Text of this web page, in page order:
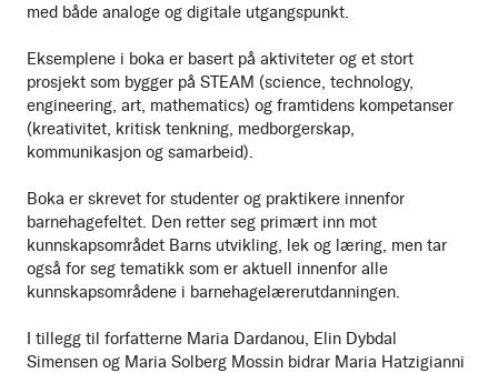
med både analoge og digitale utgangspunkt.
Eksemplene i boka er basert på aktiviteter og et stort
prosjekt som bygger på STEAM (science, technology,
engineering, art, mathematics) og framtidens kompetanser
(kreativitet, kritisk tenkning, medborgerskap,
kommunikasjon og samarbeid).
Boka er skrevet for studenter og praktikere innenfor
barnehagefeltet. Den retter seg primært inn mot
kunnskapsområdet Barns utvikling, lek og læring, men tar
også for seg tematikk som er aktuell innenfor alle
kunnskapsområdene i barnehagelærerutdanningen.
I tillegg til forfatterne Maria Dardanou, Elin Dybdal
Simensen og Maria Solberg Mossin bidrar Maria Hatzigianni